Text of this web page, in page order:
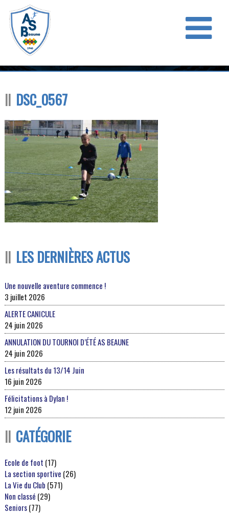
DSC_0567
LES DERNIÈRES ACTUS
Une nouvelle aventure commence !
3 juillet 2026
ALERTE CANICULE
24 juin 2026
ANNULATION DU TOURNOI D’ÉTÉ AS BEAUNE
24 juin 2026
Les résultats du 13/14 Juin
16 juin 2026
Félicitations à Dylan !
12 juin 2026
CATÉGORIE
Ecole de foot (17)
La section sportive (26)
La Vie du Club (571)
Non classé (29)
Seniors(77)